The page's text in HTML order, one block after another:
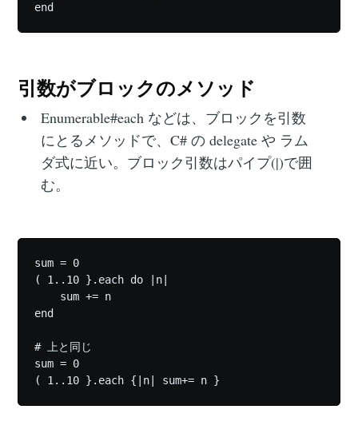
引数がブロックのメソッド
Enumerable#each などは、ブロックを引数
にとるメソッドで、C# の delegate や ラム
ダ式に近い。ブロック引数はパイプ(|)で囲
む。
sum = 0
( 1..10 }.each do |n|
    sum += n
end
# 上と同じ
sum = 0